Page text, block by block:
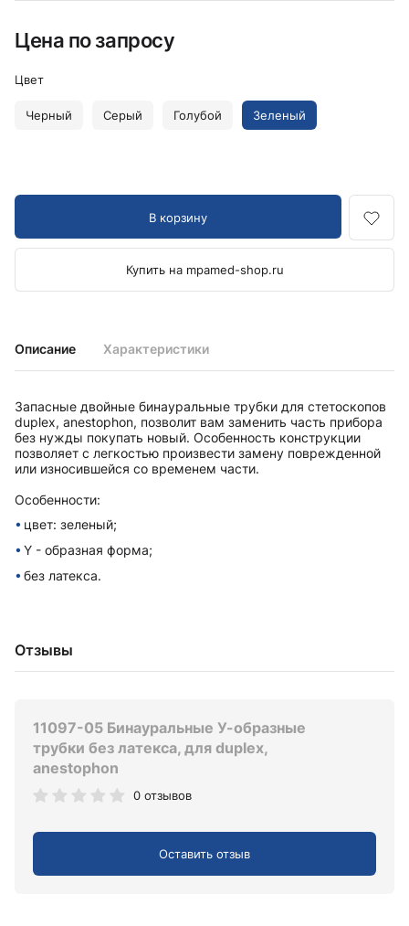
Описание Характеристики
Запасные двойные бинауральные трубки для стетоскопов
duplex, anestophon, позволит вам заменить часть прибора
без нужды покупать новый. Особенность конструкции
позволяет с легкостью произвести замену поврежденной
или износившейся со временем части.
Особенности:
цвет: зеленый;
Y - образная форма;
без латекса.
Отзывы
11097-05 Бинауральные У-образные
трубки без латекса, для duplex,
anestophon
0 отзывов
Оставить отзыв
Цена по запросу
Цвет
Черный Серый Голубой Зеленый
В корзину
Купить на mpamed-shop.ru